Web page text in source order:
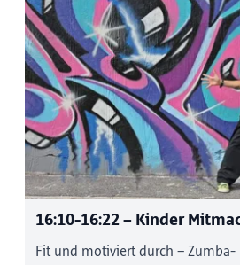
Danach in der Fotobox
festhalten und eine
nach Hause nehmen.
Geführte Touren: 14:00 |
16:30 Uhr (Dauer: 30
Fotobox: 14-17 Uhr
Yoga und Barfußpfad
FÜHLEN
Die Natur durch
16:10-16:22– Kinder
Fit und motiviert durch –